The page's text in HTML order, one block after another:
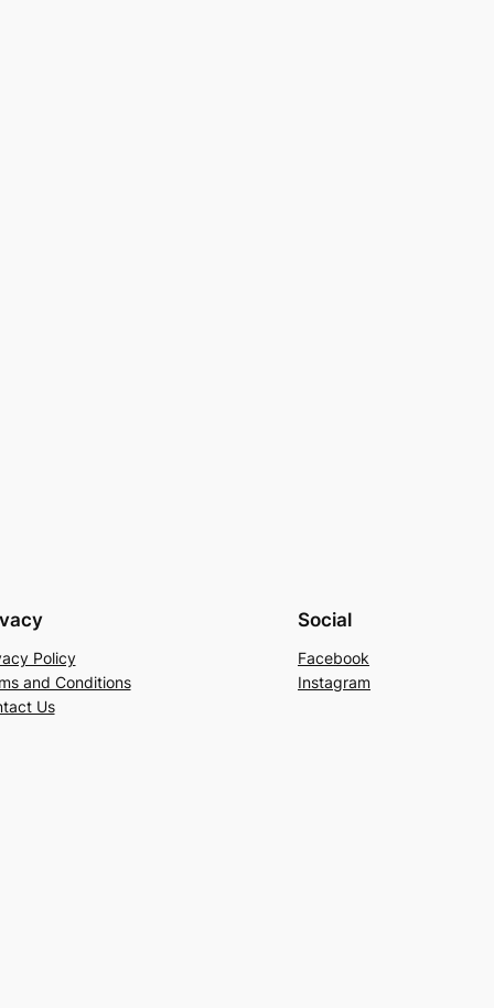
Policy
and Conditions
Us
Social
Facebook
Instagram